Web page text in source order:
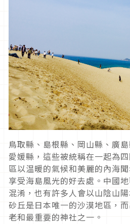
鳥取縣、島根縣、岡山縣、廣
愛媛縣，這些被統稱在一起為
區以温暖的氣候和美麗的內海
享受海島風光的好去處。中國
混淆，也有許多人會以山陰山
砂丘是日本唯一的沙漠地區，
老和最重要的神社之一。